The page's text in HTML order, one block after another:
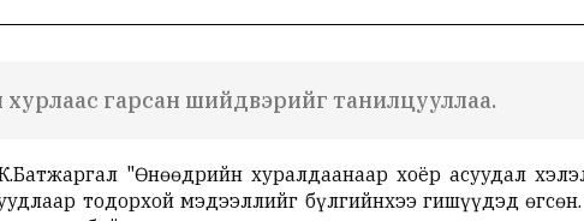
гарсан шийдвэрийг танилцууллаа.
"Өнөөдрийн хуралдаанаар хоёр асуудал
тодорхой мэдээллийг бүлгийнхээ гишүүдэд